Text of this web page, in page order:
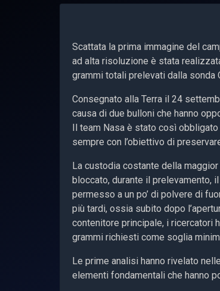
Scattata la prima immagine del
ad alta risoluzione è stata
grammi totali prelevati dalla sonda
Consegnato alla Terra il 24
causa di due bulloni che hanno
Il team Nasa è stato così
sempre con l’obiettivo di
La custodia costante della
bloccato, durante il prelevamento,
permesso a un po’ di polvere di
più tardi, ossia subito dopo
contenitore principale, i ricercatori
grammi richiesti come soglia
Le prime analisi hanno rivelato
elementi fondamentali che hanno